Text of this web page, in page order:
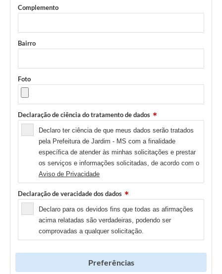
Complemento
Bairro
Foto
Declaração de ciência do tratamento de dados
Declaro ter ciência de que meus dados serão tratados
pela Prefeitura de Jardim - MS com a finalidade
específica de atender às minhas solicitações e prestar
os serviços e informações solicitadas, de acordo com o
Aviso de Privacidade
Declaração de veracidade dos dados
Declaro para os devidos fins que todas as afirmações
acima relatadas são verdadeiras, podendo ser
comprovadas a qualquer solicitação.
Preferências